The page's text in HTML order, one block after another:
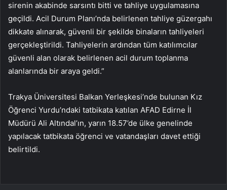
sirenin akabinde sarsıntı bitti ve tahliye uygulamasına
geçildi. Acil Durum Planı’nda belirlenen tahliye güzergahı
dikkate alınarak, güvenli bir şekilde binaların tahliyeleri
gerçekleştirildi. Tahliyelerin ardından tüm katılımcılar
güvenli alan olarak belirlenen acil durum toplanma
alanlarında bir araya geldi.”
Trakya Üniversitesi Balkan Yerleşkesi’nde bulunan Kız
Öğrenci Yurdu’ndaki tatbikata katılan AFAD Edirne İl
Müdürü Ali Altındal’ın, yarın 18.57’de ülke genelinde
yapılacak tatbikata öğrenci ve vatandaşları davet ettiği
belirtildi.